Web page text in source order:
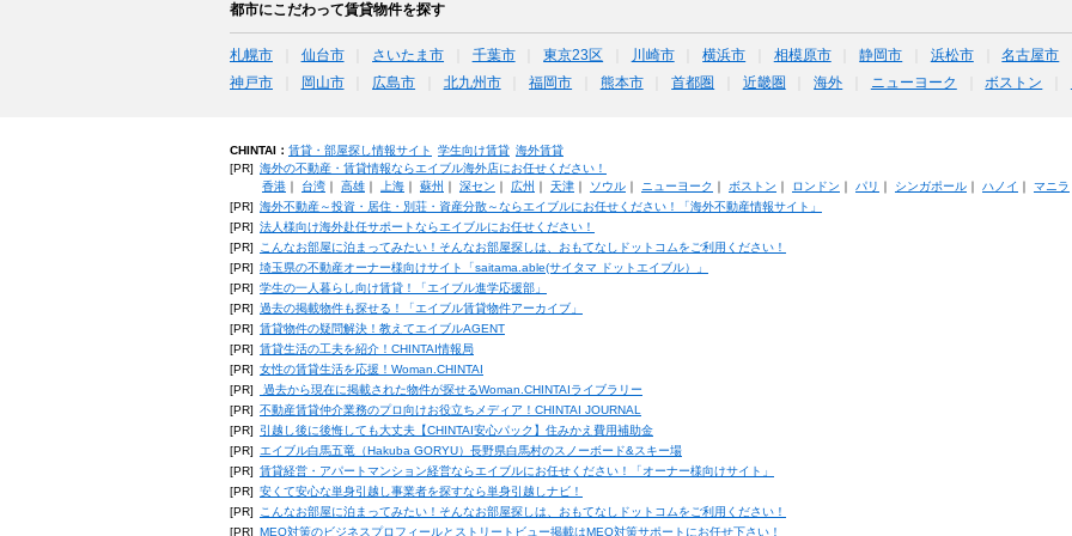
都市にこだわって賃貸物件を探す
札幌市 仙台市 さいたま市 千葉市 東京23区 川崎市 横浜市 相模原市 静岡市 浜松市 名古屋市
神戸市
岡山市 広島市 北九州市 福岡市 熊本市 首都圏 近畿圏 海外 ニューヨーク ボストン
CHINTAI： 賃貸・部屋探し情報サイト 学生向け賃貸 海外賃貸
[PR] 海外の不動産・賃貸情報ならエイブル海外店にお任せください！
香港｜ 台湾｜ 高雄｜ 上海｜ 蘇州 ｜ 深セン ｜ 広州 ｜ 天津｜ ソウル｜ ニューヨーク ｜ ボストン ｜ ロンドン ｜ パリ ｜ シンガポール｜ ハノイ ｜ マニラ
[PR] 海外不動産～投資・居住・別荘・資産分散～ならエイブルにお任せください！「海外不動産情報サイト」
[PR] 法人様向け海外赴任サポートならエイブルにお任せください！
[PR]
こんなお部屋に泊まってみたい！そんなお部屋探しは、おもてなしドットコムをご利用ください！
[PR] 埼玉県の不動産オーナー様向けサイト「saitama.able(サイタマ ドットエイブル）」
[PR] 学生の一人暮らし向け賃貸！「エイブル進学応援部」
[PR] 過去の掲載物件も探せる！「エイブル賃貸物件アーカイブ」
[PR] 賃貸物件の疑問解決！教えてエイブルAGENT
[PR] 賃貸生活の工夫を紹介！CHINTAI情報局
[PR] 女性の賃貸生活を応援！Woman.CHINTAI
[PR]
過去から現在に掲載された物件が探せるWoman.CHINTAIライブラリー
[PR] 不動産賃貸仲介業務のプロ向けお役立ちメディア！CHINTAI JOURNAL
[PR]
引越し後に後悔しても大丈夫【CHINTAI安心パック】住みかえ費用補助金
[PR]
エイブル白馬五竜（Hakuba GORYU）長野県白馬村のスノーボード&スキー場
[PR] 賃貸経営・アパートマンション経営ならエイブルにお任せください！「オーナー様向けサイト」
[PR] 安くて安心な単身引越し事業者を探すなら単身引越しナビ！
[PR]
こんなお部屋に泊まってみたい！そんなお部屋探しは、おもてなしドットコムをご利用ください！
[PR] MEO対策のビジネスプロフィールとストリートビュー掲載はMEO対策サポートにお任せ下さい！